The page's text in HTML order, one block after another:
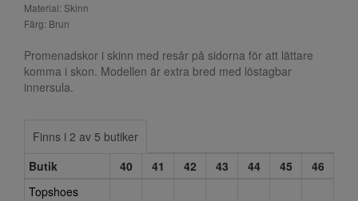
Material: Skinn
Färg: Brun
Promenadskor i skinn med resår på sidorna för att lättare
komma i skon. Modellen är extra bred med löstagbar
innersula.
Finns i 2 av 5 butiker
Butik
40 41 42 43 44 45
46
Topshoes